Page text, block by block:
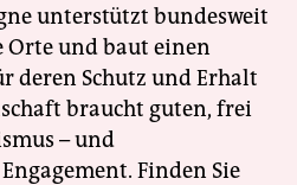
unterstützt bundesweit
Orte und baut einen
deren Schutz und Erhalt
braucht guten, frei
– und
Finden Sie